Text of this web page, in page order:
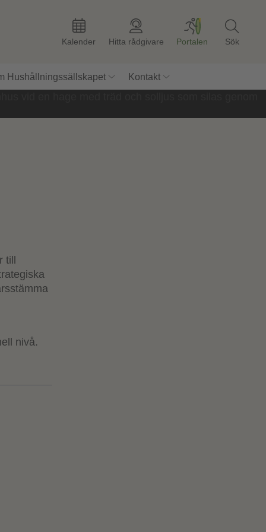
Kalender Hitta rådgivare Portalen Sök
Hushållningssällskapet Kontakt
till
nivå.